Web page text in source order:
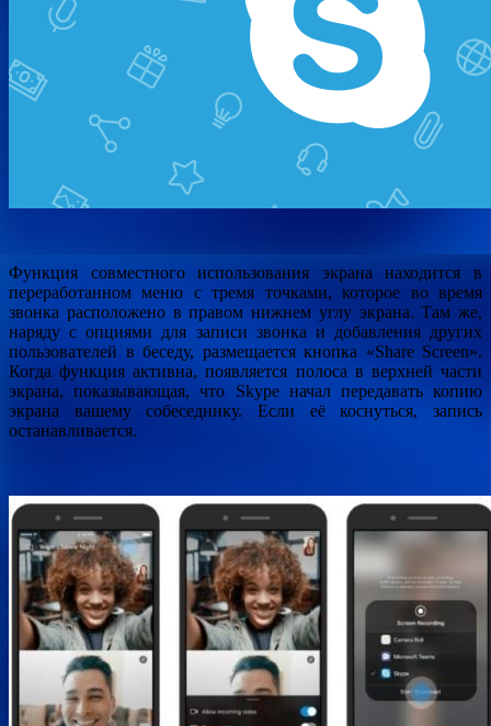
Функция совместного использования экрана находится в
переработанном меню с тремя точками, которое во время
звонка расположено в правом нижнем углу экрана. Там же,
наряду с опциями для записи звонка и добавления других
пользователей в беседу, размещается кнопка «Share Screen».
Когда функция активна, появляется полоса в верхней части
экрана, показывающая, что Skype начал передавать копию
экрана вашему собеседнику. Если её коснуться, запись
останавливается.